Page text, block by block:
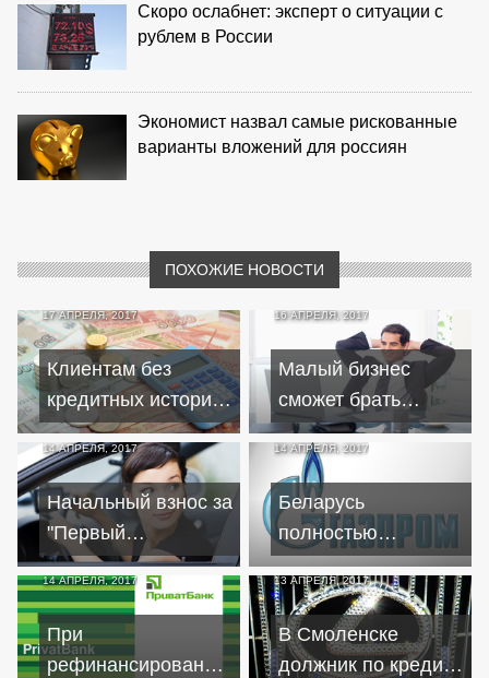
Скоро ослабнет: эксперт о ситуации с
рублем в России
Экономист назвал самые рискованные
варианты вложений для россиян
ПОХОЖИЕ НОВОСТИ
17 АПРЕЛЯ, 2017
Клиентам без
кредитных историй
все сложнее
получить заемные
средства
16 АПРЕЛЯ, 2017
Малый бизнес
сможет брать
кредиты на
выгодных условиях
14 АПРЕЛЯ, 2017
Начальный взнос за
"Первый
автомобиль" в
кредит уменьшат на
10 процентов
14 АПРЕЛЯ, 2017
Беларусь
полностью
рассчиталась с
"Газпромом" за
поставки голубого
топлива
14 АПРЕЛЯ, 2017
При
рефинансировании
13 АПРЕЛЯ, 2017
В Смоленске
должник по кредиту